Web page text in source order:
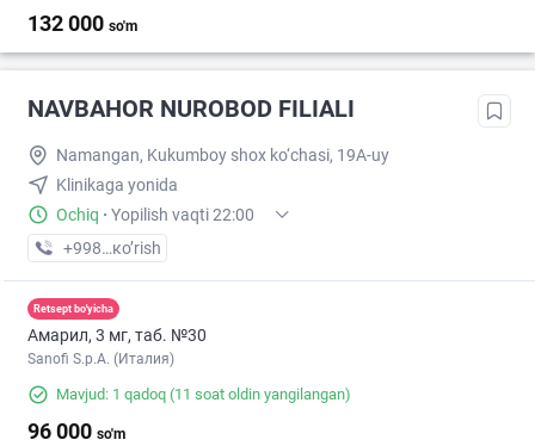
132 000 so'm
NAVBAHOR NUROBOD FILIALI
Namangan, Kukumboy shox ko‘chasi, 19A-uy
Klinikaga yonida
Ochiq · Yopilish vaqti 22:00
+998 (93) XXX-XX-XX
кo’rish
Retsept bo'yicha
Амарил, 3 мг, таб. №30
Sanofi S.p.A. (Италия)
Mavjud: 1 qadoq (11 soat oldin yangilangan)
96 000 so'm